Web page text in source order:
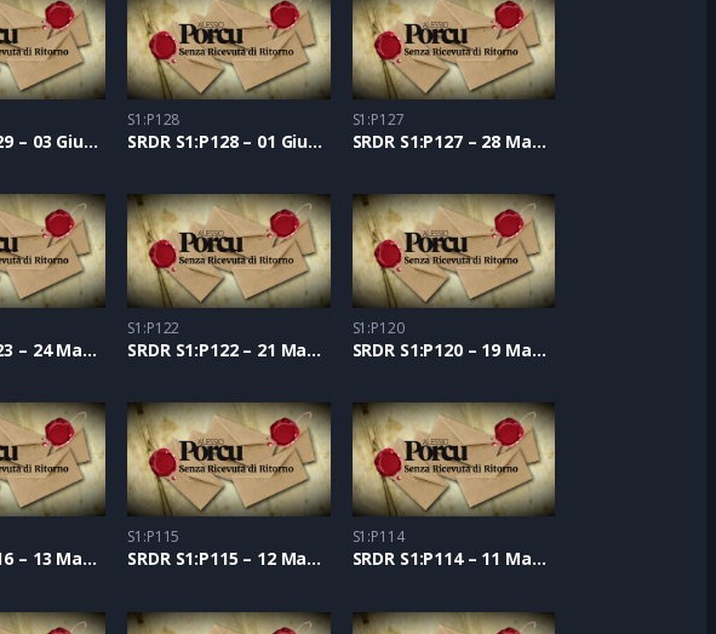
SRDR S1:P129 – 03 Giugno 2021
S1:P128
SRDR S1:P128 – 01 Giugno 2021
S1:P127
SRDR S1:P127 – 28 Maggio 2021
SRDR S1:P123 – 24 Maggio 2021
S1:P122
SRDR S1:P122 – 21 Maggio 2021
S1:P120
SRDR S1:P120 – 19 Maggio 2021
SRDR S1:P116 – 13 Maggio 2021
S1:P115
SRDR S1:P115 – 12 Maggio 2021
S1:P114
SRDR S1:P114 – 11 Maggio 2021